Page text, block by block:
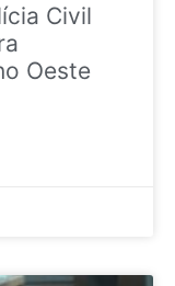
Civil
Oeste